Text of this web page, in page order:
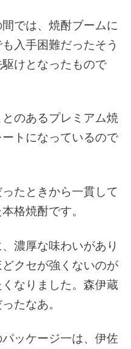
では、焼酎ブームに
入手困難だったそう
けとなったもので
のあるプレミアム焼
トになっているので
たときから一貫して
格焼酎です。
濃厚な味わいがあり
クセが強くないのが
なりました。森伊蔵
たなあ。
ッケージ一は、伊佐